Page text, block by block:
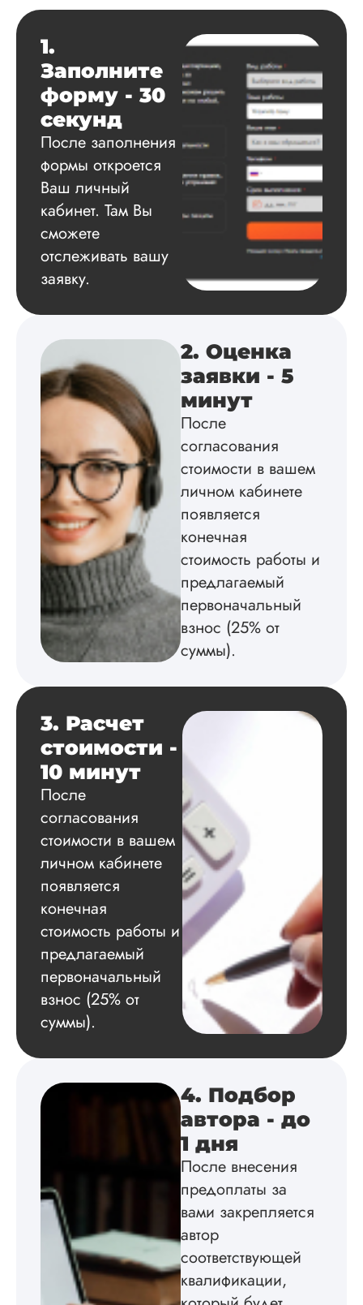
быстрое
(заказывал
возможность
платеж на 4
части. Отдельное
спасибо за
качественное
написание и
оформление
исследования, на
Читать полный
Ангелина
Дата:2024-08-02
сделали
ни научрук не
придрался, ни я
Чтобы не
докладом и
презентацией:
дешевле, под
акцию попала, ...
Читать полный
Татьяна
требовалось для
повышения
квалификации.
Ошибки были,
отправляла на
доработку раза 3.
принципе,
может и внимания
обратил, а мне в
больше бросалось
несоответствие
Читать полный
Аленка Л.
Кандидатская
диссертация
Дата:
1.
Заполните
форму - 30
секунд
После заполнения
формы откроется
Ваш личный
кабинет. Там Вы
сможете
отслеживать вашу
заявку.
2. Оценка
заявки - 5
минут
После
согласования
стоимости в вашем
личном кабинете
появляется
конечная
стоимость работы и
предлагаемый
первоначальный
взнос (25% от
суммы).
3. Расчет
стоимости -
10 минут
После
согласования
стоимости в вашем
личном кабинете
появляется
конечная
стоимость работы и
предлагаемый
первоначальный
взнос (25% от
суммы).
4. Подбор
автора - до
1 дня
После внесения
предоплаты за
вами закрепляется
автор
соответствующей
квалификации,